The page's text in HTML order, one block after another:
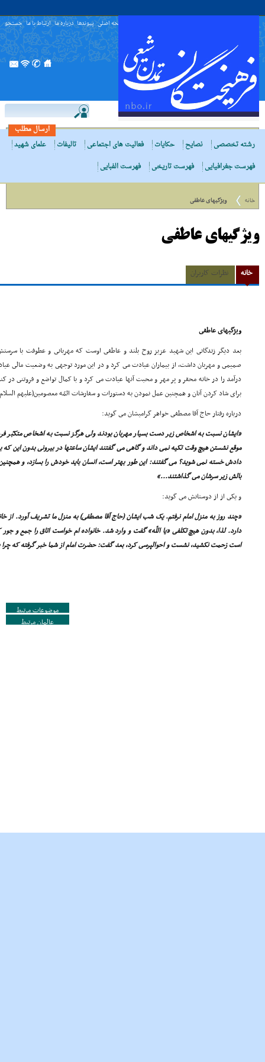
صفحه اصلی پیوندها درباره ما ارتباط با ما جستجو
ارسال مطلب
رشته تخصصی
نصایح حکایات فعالیت های اجتماعی تالیفات
علمای شهید
فهرست جغرافیایی
فهرست تاریخی فهرست الفبایی
خانه ویژگیهاى عاطفى
ویژگیهاى عاطفى
خانه نظرات کاربران
ویژگیهاى عاطفى
بعد دیگر زندگانى این شهید عزیز روح بلند و عاطفى اوست که مهربانى و عطوفت با
صمیمى و مهربان داشت، از بیماران عیادت مى کرد و در این مورد توجهى به وضعیت مالى
درآمد را در خانه محقر و پر مهر و محبت آنها عیادت مى کرد و با کمال تواضع و فروتنى
براى شاد کردن آنان و همچنین عمل نمودن به دستورات و سفارشات ائمّه معصومین(علیهم
درباره رفتار حاج آقا مصطفى خواهر گرامیشان مى گوید:
«ایشان نسبت به اشخاص زیر دست بسیار مهربان بودند ولى هرگز نسبت به اشخاص متکبّر
موقع نشستن هیچ وقت تکیه نمى داند و گاهى مى گفتند ایشان ساعتها در بیرونى بدون این که
دادش خسته نمى شوید؟ مى گفتند: این طور بهتر است، انسان باید خودش را بسازد، و
بالش زیر سرشان مى گذاشتند...»
و یکى از از دوستانش مى گوید:
«چند روز به منزل امام نرفتم. یک شب ایشان (حاج آقا مصطفى) به منزل ما تشریف آورد. از
دارد. لذا، بدون هیچ تکلفى «یا اللّه» گفت و وارد شد. خانواده ام خواست اتاق را جمع و
است زحمت نکشید، نشست و احوالپرسى کرد، بعد گفت: حضرت امام از شما خبر گرفته که چرا
موضوعات مرتبط
عالمان مرتبط